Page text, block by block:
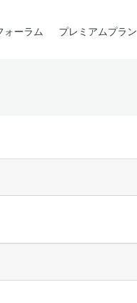
ォーラム プレミアムプラン